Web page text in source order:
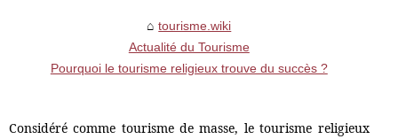
tourisme.wiki
Actualité du Tourisme
Pourquoi le tourisme religieux trouve du succès ?
Considéré comme tourisme de masse, le tourisme religieux